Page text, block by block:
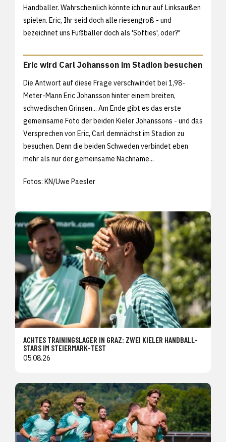
Handballer. Wahrscheinlich könnte ich nur auf Linksaußen
spielen. Eric, Ihr seid doch alle riesengroß - und
bezeichnet uns Fußballer doch als 'Softies', oder?"
Eric wird Carl Johansson im Stadion besuchen
Die Antwort auf diese Frage verschwindet bei 1,98-
Meter-Mann Eric Johansson hinter einem breiten,
schwedischen Grinsen... Am Ende gibt es das erste
gemeinsame Foto der beiden Kieler Johanssons - und das
Versprechen von Eric, Carl demnächst im Stadion zu
besuchen. Denn die beiden Schweden verbindet eben
mehr als nur der gemeinsame Nachname...
Fotos: KN/Uwe Paesler
ACHTES TRAININGSLAGER IN GRAZ: ZWEI KIELER HANDBALL-
STARS IM STEIERMARK-TEST
05.08.26